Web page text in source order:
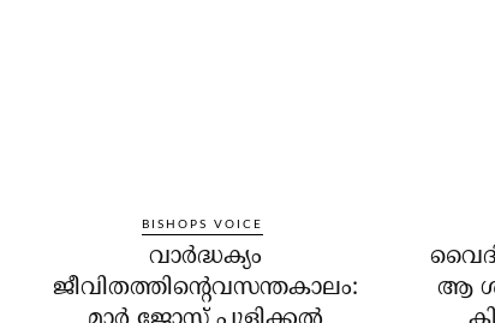
BISHOPS VOICE
വാർദ്ധക്യം
ജീവിതത്തിൻ്റെവസന്തകാലം:
ആ